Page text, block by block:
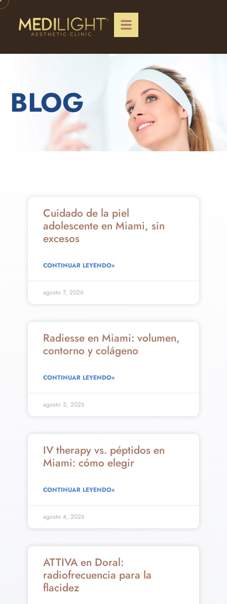
BLOG
Cuidado de la piel
adolescente en Miami, sin
excesos
CONTINUAR LEYENDO»
agosto 7, 2026
Radiesse en Miami: volumen,
contorno y colágeno
CONTINUAR LEYENDO»
agosto 5, 2026
IV therapy vs. péptidos en
Miami: cómo elegir
CONTINUAR LEYENDO»
agosto 4, 2026
ATTIVA en Doral:
radiofrecuencia para la
flacidez